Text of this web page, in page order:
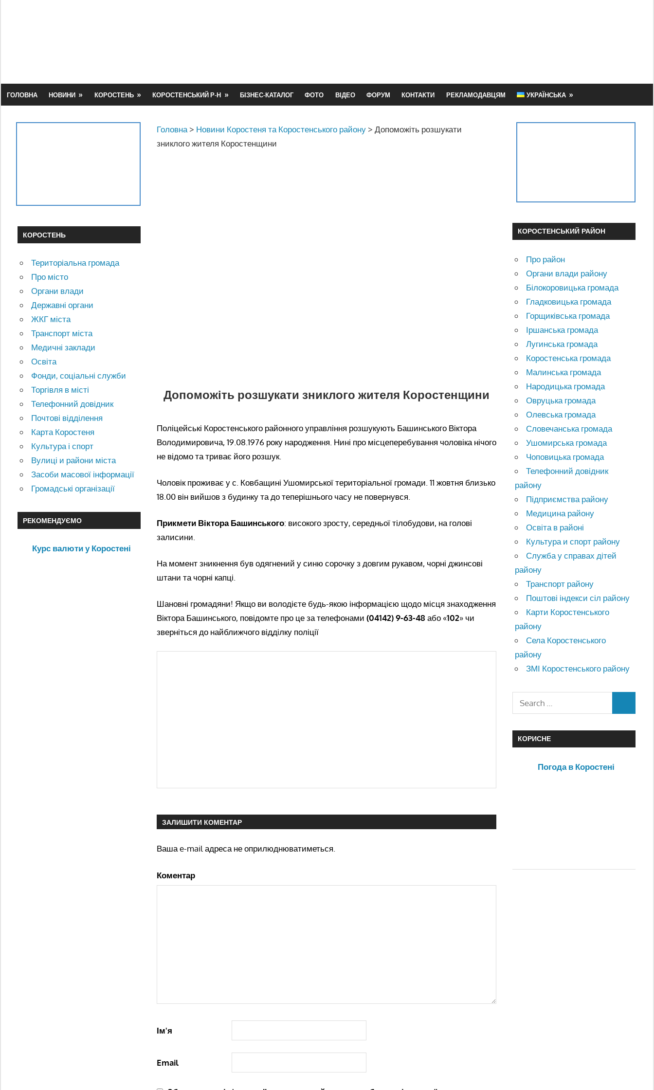
ГОЛОВНА НОВИНИ КОРОСТЕНЬ КОРОСТЕНСЬКИЙ Р-Н БІЗНЕС-КАТАЛОГ ФОТО ВІДЕО ФОРУМ КОНТАКТИ РЕКЛАМОДАВЦЯМ УКРАЇНСЬКА
Головна > Новини Коростеня та Коростенського району > Допоможіть розшукати
зниклого жителя Коростенщини
Допоможіть розшукати зниклого жителя Коростенщини
Поліцейські Коростенського районного управління розшукують Башинського Віктора
Володимировича, 19.08.1976 року народження. Нині про місцеперебування чоловіка нічого
не відомо та триває його розшук.
Чоловік проживає у с. Ковбащині Ушомирської територіальної громади. 11 жовтня близько
18.00 він вийшов з будинку та до теперішнього часу не повернувся.
Прикмети Віктора Башинського: високого зросту, середньої тілобудови, на голові
залисини.
На момент зникнення був одягнений у синю сорочку з довгим рукавом, чорні джинсові
штани та чорні капці.
Шановні громадяни! Якщо ви володієте будь-якою інформацією щодо місця знаходження
Віктора Башинського, повідомте про це за телефонами (04142) 9-63-48 або «102» чи
зверніться до найближчого відділку поліції
ЗАЛИШИТИ КОМЕНТАР
Ваша e-mail адреса не оприлюднюватиметься.
Коментар
Ім'я
Email
КОРОСТЕНЬ
Територіальна громада
Про місто
Органи влади
Державні органи
ЖКГ міста
Транспорт міста
Медичні заклади
Освіта
Фонди, соціальні служби
Торгівля в місті
Телефонний довідник
Почтові відділення
Карта Коростеня
Культура і спорт
Вулиці и райони міста
Засоби масової інформації
Громадські організації
РЕКОМЕНДУЄМО
Курс валюти у Коростені
КОРОСТЕНСЬКИЙ РАЙОН
Про район
Органи влади району
Білокоровицька громада
Гладковицька громада
Горщиківська громада
Іршанська громада
Лугинська громада
Коростенська громада
Малинська громада
Народицька громада
Овруцька громада
Олевська громада
Словечанська громада
Ушомирська громада
Чоповицька громада
Телефонний довідник
району
Підприємства району
Медицина району
Освіта в районі
Культура и спорт району
Служба у справах дітей
району
Транспорт району
Поштові індекси сіл району
Карти Коростенського
району
Села Коростенського
району
ЗМІ Коростенського району
КОРИСНЕ
Погода в Коростені